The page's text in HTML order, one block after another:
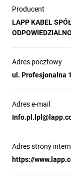
Producent
LAPP KABEL
Adres pocztowy
ul. Profesjonalna
Adres e-mail
Adres strony
https://